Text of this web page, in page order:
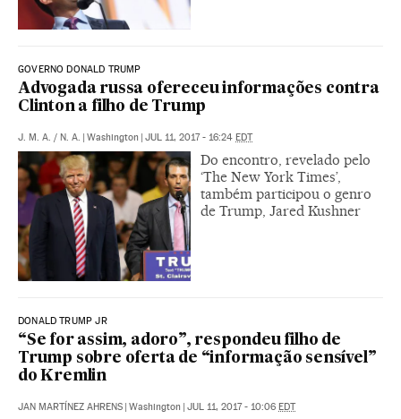
GOVERNO DONALD TRUMP
Advogada russa ofereceu informações contra
Clinton a filho de Trump
J. M. A. / N. A. | Washington | JUL 11, 2017 - 16:24 EDT
Do encontro, revelado pelo
‘The New York Times’,
também participou o genro
de Trump, Jared Kushner
DONALD TRUMP JR
“Se for assim, adoro”, respondeu filho de
Trump sobre oferta de “informação sensível”
do Kremlin
JAN MARTÍNEZ AHRENS | Washington | JUL 11, 2017 - 10:06 EDT